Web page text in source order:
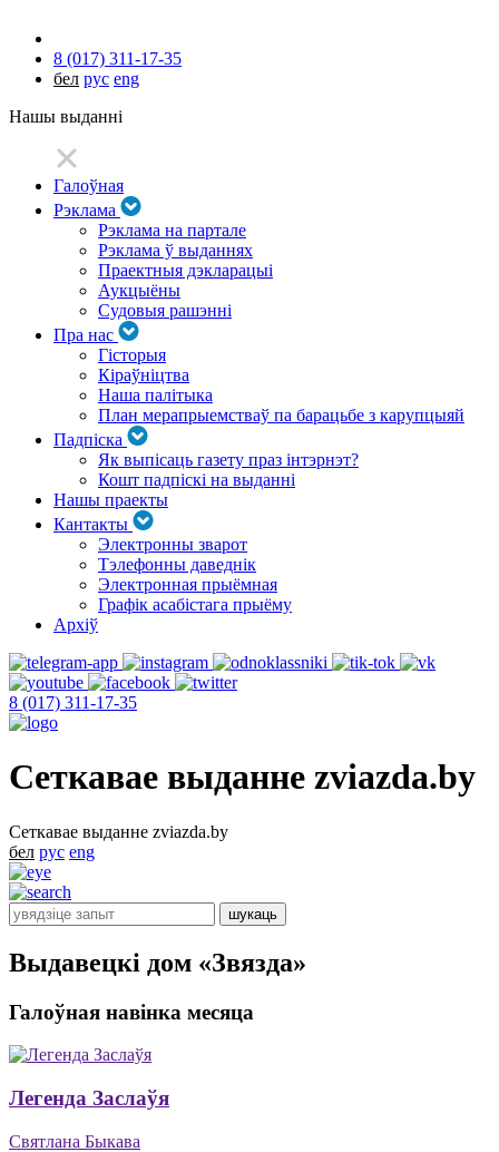
8 (017) 311-17-35
бел рус eng
Нашы выданні
Галоўная
Рэклама
Рэклама на партале
Рэклама ў выданнях
Праектныя дэкларацыі
Аукцыёны
Судовыя рашэнні
Пра нас
Гісторыя
Кіраўніцтва
Наша палітыка
План мерапрыемстваў па барацьбе з карупцыяй
Падпіска
Як выпісаць газету праз інтэрнэт?
Кошт падпіскі на выданні
Нашы праекты
Кантакты
Электронны зварот
Тэлефонны даведнік
Электронная прыёмная
Графік асабістага прыёму
Архіў
8 (017) 311-17-35
Сеткавае выданне zviazda.by
Сеткавае выданне zviazda.by
бел рус eng
Выдавецкі дом «Звязда»
Галоўная навінка месяца
Легенда Заслаўя
Святлана Быкава